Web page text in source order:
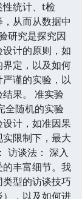
性统计、t检
从而从数据中
研究是探究因
计的原则，如
定，以及如何
谨的实验，以
果。 准实验
全随机的实验
计，如准因果
限制下，最大
访谈法： 深入
丰富细节。我
型的访谈技巧
），以及如何进